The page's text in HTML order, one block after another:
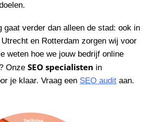
gaat verder dan alleen de stad: ook in
en Rotterdam zorgen wij voor
weten hoe we jouw bedrijf online
Onze SEO specialisten in
je klaar. Vraag een SEO audit aan.